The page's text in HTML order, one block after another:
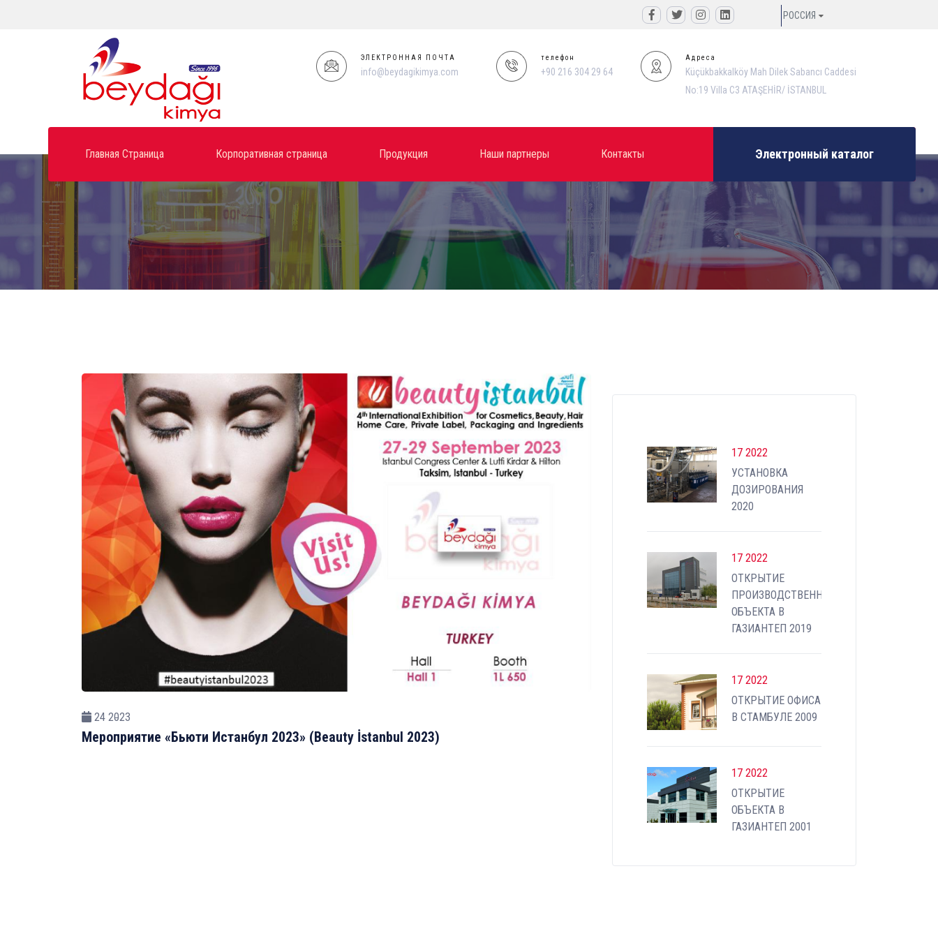
РОССИЯ
ЭЛЕКТРОННАЯ ПОЧТА
info@beydagikimya.com
телефон
+90 216 304 29 64
Адреса
Küçükbakkalköy Mah Dilek Sabancı Caddesi
No:19 Villa C3 ATAŞEHİR/ İSTANBUL
Главная Страница Корпоративная страница Продукция Наши партнеры Контакты Электронный каталог
24 2023
Мероприятие «Бьюти Истанбул 2023» (Beauty İstanbul 2023)
17 2022
УСТАНОВКА
ДОЗИРОВАНИЯ
2020
17 2022
ОТКРЫТИЕ
ПРОИЗВОДСТВЕННОГО
ОБЪЕКТА В
ГАЗИАНТЕП 2019
17 2022
ОТКРЫТИЕ ОФИСА
В СТАМБУЛЕ 2009
17 2022
ОТКРЫТИЕ
ОБЪЕКТА В
ГАЗИАНТЕП 2001